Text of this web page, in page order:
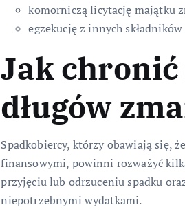
komorniczą licytację majątku
egzekucję z innych
Jak
długów
Spadkobiercy, którzy obawiają się,
finansowymi, powinni rozważyć
przyjęciu lub odrzuceniu spadku
niepotrzebnymi wydatkami.